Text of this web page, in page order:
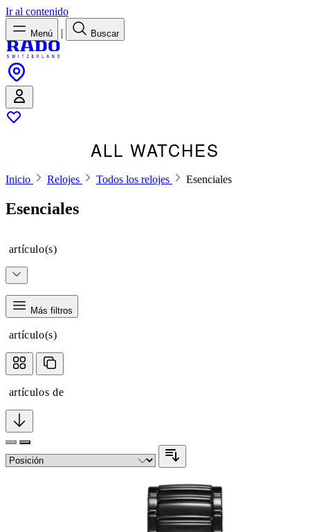
Ir al contenido
Menú | Buscar
ALL WATCHES
Inicio Relojes Todos los relojes Esenciales
Esenciales
artículo(s)
Más filtros
artículo(s)
artículos de